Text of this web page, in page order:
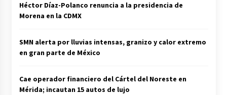
Héctor Díaz-Polanco renuncia a la presidencia de
Morena en la CDMX
SMN alerta por lluvias intensas, granizo y calor extremo
en gran parte de México
Cae operador financiero del Cártel del Noreste en
Mérida; incautan 15 autos de lujo